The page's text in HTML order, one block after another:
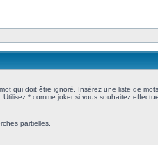
qui doit être ignoré. Insérez une liste de
* comme joker si vous souhaitez
partielles.